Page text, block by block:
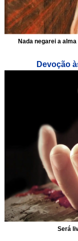
Nada negarei a
Devoção
Será